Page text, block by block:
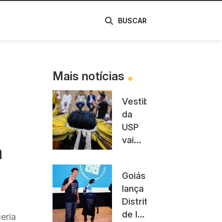
BUSCAR
Mais notícias
Vestibular
da
USP
vai
indígenas
e
quadrinhos
Goiás
lança
Distrito
de IA